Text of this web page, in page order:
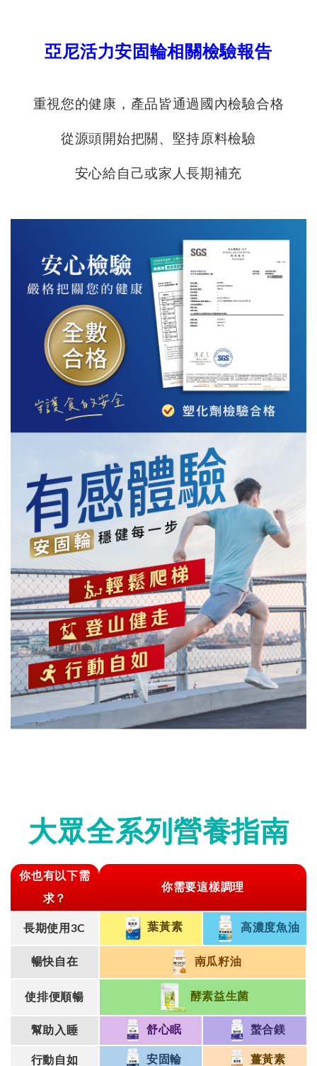
亞尼活力安固輪相關檢驗報告
重視您的健康，產品皆通過國內檢驗合格
從源頭開始把關、堅持原料檢驗
安心給自己或家人長期補充
大眾全系列營養指南
你也有以下需
求？
你需要這樣調理
長期使用3C 葉黃素 高濃度魚油
暢快自在 南瓜籽油
使排便順暢 酵素益生菌
幫助入睡 舒心眠 螯合鎂
行動自如 安固輪 薑黃素